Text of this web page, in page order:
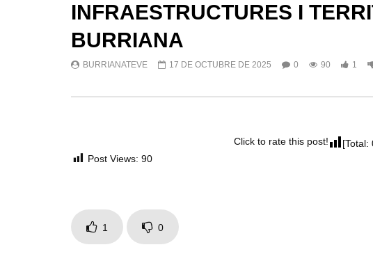
INFRAESTRUCTURES I
BURRIANA
BURRIANATEVE 17 DE OCTUBRE DE 2025 0 90 1
Click to rate this post! [Total:
Post Views: 90
1 0